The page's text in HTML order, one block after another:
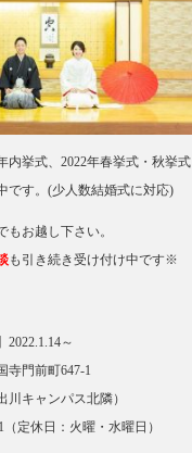
内挙式、2022年春挙式・秋挙式
です。(少人数結婚式に対応)
もお越し下さい。
も引き続き受け付け中です※
2022.1.14～
寺門前町647-1
川キャンパス北隣）
定休日：火曜・水曜日）